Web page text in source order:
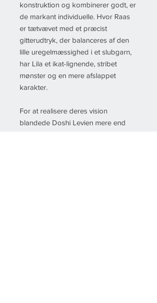
konstruktion og kombinerer godt, er
de markant individuelle. Hvor Raas
er tætvævet med et præcist
gitterudtryk, der balanceres af den
lille uregelmæssighed i et slubgarn,
har Lila et ikat-lignende, stribet
mønster og en mere afslappet
karakter.
For at realisere deres vision
blandede Doshi Levien mere end